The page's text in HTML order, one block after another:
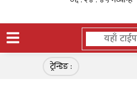
ट्रेन्डिङ :